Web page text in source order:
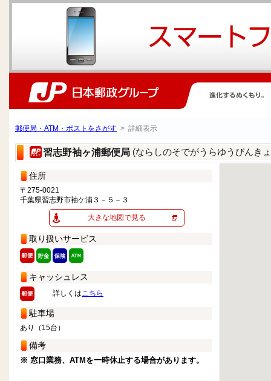
郵便局・ATM・ポストをさがす > 詳細表示
習志野袖ヶ浦郵便局 (ならしのそでがうらゆうびんき
住所
〒275-0021
千葉県習志野市袖ケ浦３－５－３
大きな地図で見る
取り扱いサービス
キャッシュレス
詳しくはこちら
駐車場
あり（15台）
備考
※ 窓口業務、ATMを一時休止する場合があります。